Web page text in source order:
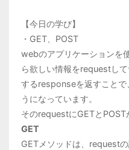
【今日の学び】
・GET、POST
webのアプリケーションを
ら欲しい情報をrequestし
するresponseを返すことで
うになっています。
そのrequestにGETとPOST
GET
GETメソッドは、request